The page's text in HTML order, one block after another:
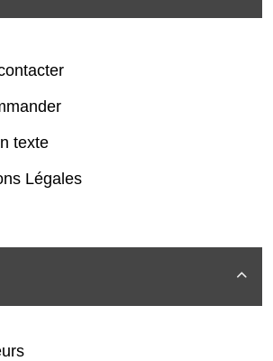
texte
Légales
